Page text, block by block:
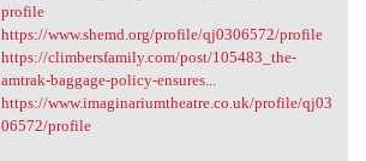
profile
https://www.shemd.org/profile/qj0306572/profile
https://climbersfamily.com/post/105483_the-
amtrak-baggage-policy-ensures...
https://www.imaginariumtheatre.co.uk/profile/qj03
06572/profile